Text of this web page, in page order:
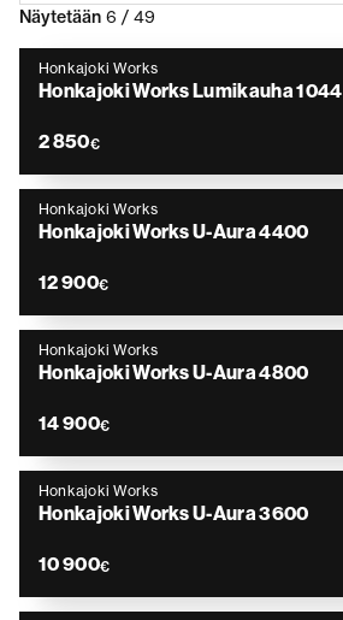
Näytetään 6 / 49
Honkajoki Works
Honkajoki Works Lumikauha 1044
2 850€
Honkajoki Works
Honkajoki Works U-Aura 4400
12 900€
Honkajoki Works
Honkajoki Works U-Aura 4800
14 900€
Honkajoki Works
Honkajoki Works U-Aura 3600
10 900€